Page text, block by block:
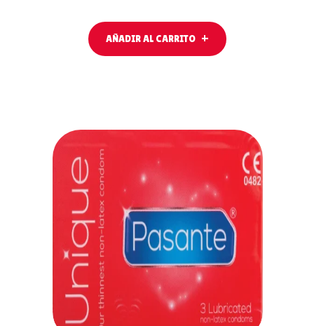
AÑADIR AL CARRITO
AÑADIR AL
CARRITO